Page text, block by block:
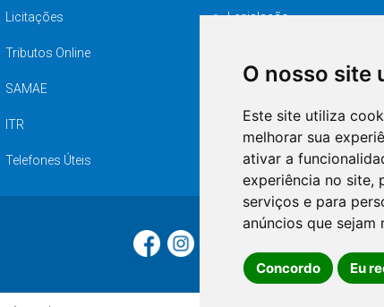
O nosso site
Este site utiliza
melhorar sua
ativar a
experiência no site,
serviços e para
anúncios que sejam
Concordo Eu
Licitações Legislação
Tributos Online
SAMAE
ITR Desapropriações
Telefones Úteis